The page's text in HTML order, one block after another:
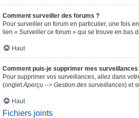
Comment surveiller des forums ?
Pour surveiller un forum en particulier, une fois
lien « Surveiller ce forum » qui se trouve en bas
Haut
Comment puis-je supprimer mes
Pour supprimer vos surveillances, allez dans
(ongletAperçu --> Gestion des surveillances) et
Haut
Fichiers joints